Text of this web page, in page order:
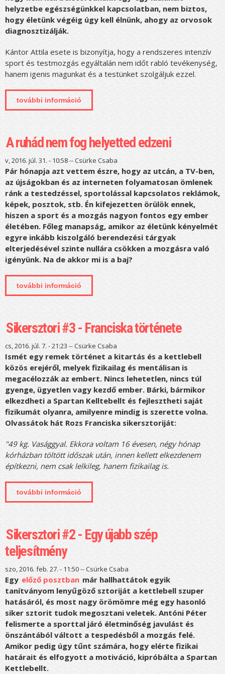
helyzetbe egészségünkkel kapcsolatban, nem biztos,
hogy életünk végéig úgy kell élnünk, ahogy az orvosok
diagnosztizálják.
Kántor Attila esete is bizonyítja, hogy a rendszeres intenzív
sport és testmozgás egyáltalán nem időt rabló tevékenység,
hanem igenis magunkat és a testünket szolgáljuk ezzel.
további információ
tartalommal kapcsolatosan
A ruhád nem fog helyetted edzeni
v, 2016. júl. 31. - 10:58 --Csürke Csaba
Pár hónapja azt vettem észre, hogy az utcán, a TV-ben,
az újságokban és az interneten folyamatosan ömlenek
ránk a testedzéssel, sportolással kapcsolatos reklámok,
képek, posztok, stb. Én kifejezetten örülök ennek,
hiszen a sport és a mozgás nagyon fontos egy ember
életében. Főleg manapság, amikor az életünk kényelmét
egyre inkább kiszolgáló berendezési tárgyak
elterjedésével szinte nullára csökken a mozgásra való
igényünk. Na de akkor mi is a baj?
további információ
tartalommal kapcsolatosan
Sikersztori #3 - Franciska története
cs, 2016. júl. 7. - 21:23 --Csürke Csaba
Ismét egy remek történet a kitartás és a kettlebell
közös erejéről, melyek fizikailag és mentálisan is
megacélozzák az embert. Nincs lehetetlen, nincs túl
gyenge, ügyetlen vagy kezdő ember. Bárki, bármikor
elkezdheti a Spartan Kelltebellt és fejlesztheti saját
fizikumát olyanra, amilyenre mindig is szerette volna.
Olvassátok hát Rozs Franciska sikersztoriját:
"49 kg. Vasággyal. Ekkora voltam 16 évesen, négy hónap
kórházban töltött időszak után, innen kellett elkezdenem
építkezni, nem csak lelkileg, hanem fizikailag is.
további információ
tartalommal kapcsolatosan
Sikersztori #2 - Egy újabb szép
teljesítmény
szo, 2016. feb. 27. - 11:50 --Csürke Csaba
Egy előző posztban már hallhattátok egyik
tanítványom lenyűgöző sztoriját a kettlebell szuper
hatásáról, és most nagy örömömre még egy hasonló
siker sztorit tudok megosztani veletek. Antóni Péter
felismerte a sporttal járó életminőség javulást és
önszántából váltott a tespedésből a mozgás felé.
Amikor pedig úgy tűnt számára, hogy elérte fizikai
határait és elfogyott a motiváció, kipróbálta a Spartan
Kettlebellt.